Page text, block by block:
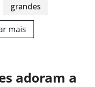
grandes
mais
adoram a